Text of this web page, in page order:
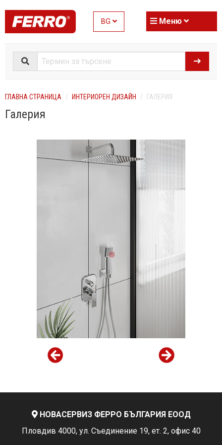
BG Меню
ГЛАВНА СТРАНИЦА ИНТЕРИОРЕН ДИЗАЙН ГАЛЕРИЯ
Галерия
НОВАСЕРВИЗ ФЕРРО БЪЛГАРИЯ ЕООД
Пловдив 4000, ул. Съединение 19, ет. 2, офис 40